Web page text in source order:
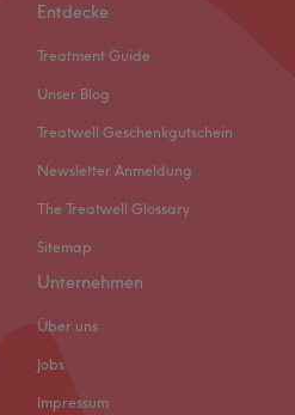
Entdecke
Treatment Guide
Unser Blog
Treatwell Geschenkgutschein
Newsletter Anmeldung
The Treatwell Glossary
Sitemap
Unternehmen
Über uns
Jobs
Impressum